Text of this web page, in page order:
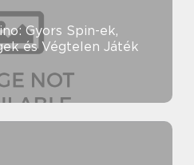
Gyors Spin-ek,
és Végtelen Játék